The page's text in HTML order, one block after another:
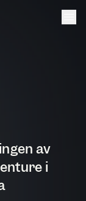
av
i